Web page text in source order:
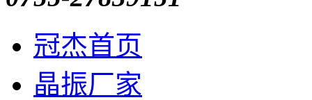
冠杰首页
晶振厂家